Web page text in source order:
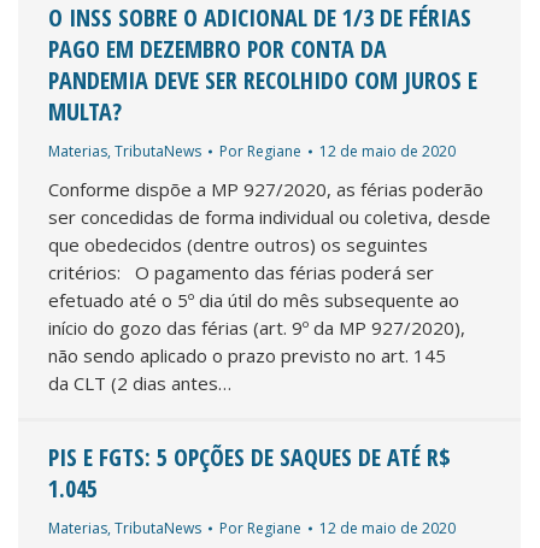
O INSS SOBRE O ADICIONAL DE 1/3 DE FÉRIAS
PAGO EM DEZEMBRO POR CONTA DA
PANDEMIA DEVE SER RECOLHIDO COM JUROS E
MULTA?
Materias,TributaNews Por Regiane 12 de maio de 2020
Conforme dispõe a MP 927/2020, as férias poderão
ser concedidas de forma individual ou coletiva, desde
que obedecidos (dentre outros) os seguintes
critérios: O pagamento das férias poderá ser
efetuado até o 5º dia útil do mês subsequente ao
início do gozo das férias (art. 9º da MP 927/2020),
não sendo aplicado o prazo previsto no art. 145
da CLT (2 dias antes…
PIS E FGTS: 5 OPÇÕES DE SAQUES DE ATÉ R$
1.045
Materias,TributaNews Por Regiane 12 de maio de 2020